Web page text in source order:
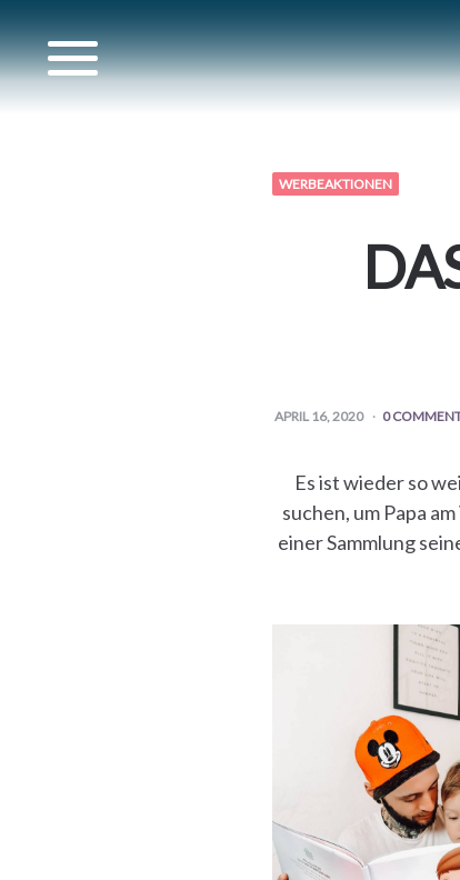
WERBEAKTIONEN
APRIL 16, 2020 0
Es ist wieder so
suchen, um Papa
einer Sammlung